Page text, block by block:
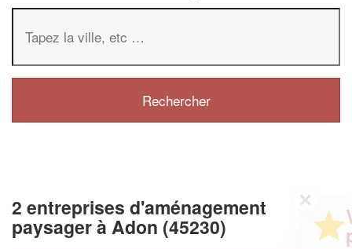
2 entreprises d'aménagement
paysager à Adon (45230)
✕
Vous êtes un
professionnel ?